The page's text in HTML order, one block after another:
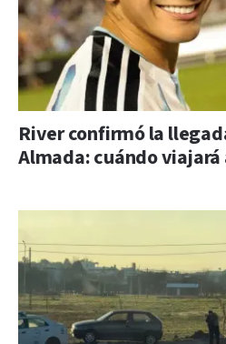
River confirmó la
Almada: cuándo